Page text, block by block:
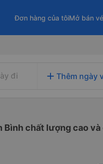
Đơn hàng của tôiMở bán
đi add Thêm ngày
Bình chất lượng cao